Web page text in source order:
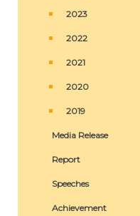
2023
2022
2021
2020
2019
Media Release
Report
Speeches
Achievement